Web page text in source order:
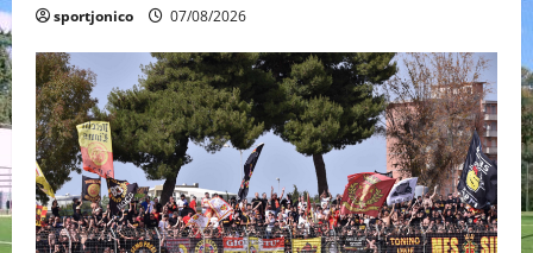
sportjonico 07/08/2026